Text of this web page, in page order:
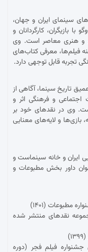
سینمای ایران و جهان،
بازیگران، کارگردانان و
و هنری معاصر است. وی
فیلم‌ها، معرفی کتاب‌های
تجربه قابل توجهی دارد.
تاریخ سینما، آگاهی از
اجتماعی و فرهنگی اثر و
وی در نقدهای خود بر
بازی‌ها و لایه‌های معنایی
ایران و خانه سینماست و
داور بخش مطبوعات و
مطبوعات (۱۴۰۱)
نقدهای منتشر شده
فیلم فجر (دوره